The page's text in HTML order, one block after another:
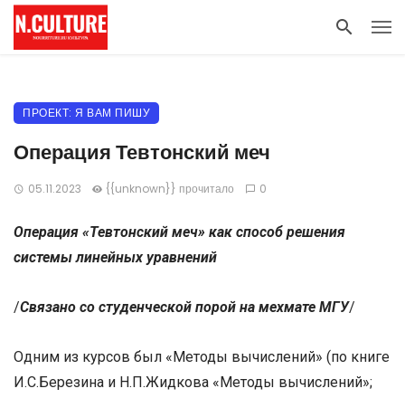
ПРОЕКТ: Я ВАМ ПИШУ
Операция Тевтонский меч
05.11.2023 {{unknown}} прочитало 0
Операция «Тевтонский меч» как способ решения
системы линейных уравнений
/Связано со студенческой порой на мехмате МГУ/
Одним из курсов был «Методы вычислений» (по книге
И.С.Березина и Н.П.Жидкова «Методы вычислений»;